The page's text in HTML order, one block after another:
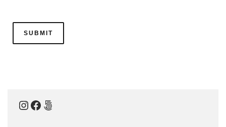
Instagram
Facebook
500px